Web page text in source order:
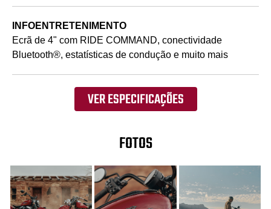
INFOENTRETENIMENTO
Ecrã de 4" com RIDE COMMAND, conectividade
Bluetooth®, estatísticas de condução e muito mais
VER ESPECIFICAÇÕES
FOTOS